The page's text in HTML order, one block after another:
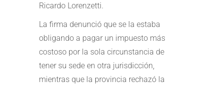
Ricardo Lorenzetti.
La firma denunció que se la estaba
obligando a pagar un impuesto más
costoso por la sola circunstancia de
tener su sede en otra jurisdicción,
mientras que la provincia rechazó la